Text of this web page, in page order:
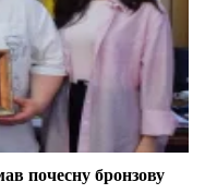
почесну бронзову